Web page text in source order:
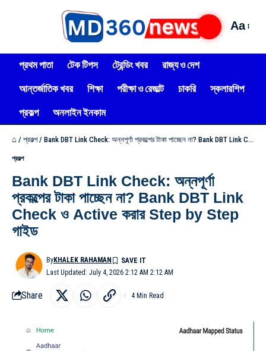
Aa
প্রথম পাতা টেক টিপস ট্রেন্ডিং খবর
রাজ্য ও দেশ
আন্তর্জাতিক খবর
শিক্ষা পরীক্ষা ও রেজাল্ট চাকরি
স্কলারশিপ
প্রকল্প
অনলাইন ইনকাম
⌂ / প্রকল্প/ Bank DBT Link Check: অন্নপূর্ণা প্রকল্পের টাকা পাচ্ছেন না? Bank DBT Link Check ও Active করার Step by Step গাইড
প্রকল্প
Bank DBT Link Check: অন্নপূর্ণা
প্রকল্পের টাকা পাচ্ছেন না? Bank DBT Link
Check ও Active করার Step by Step
গাইড
Last Updated: July 4, 2026 2:12 AM 2:12 AM
ByKHALEK RAHAMAN
Share 4 Min Read